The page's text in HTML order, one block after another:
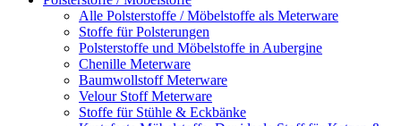
Alle Polsterstoffe / Möbelstoffe als Meterware
Stoffe für Polsterungen
Polsterstoffe und Möbelstoffe in Aubergine
Chenille Meterware
Baumwollstoff Meterware
Velour Stoff Meterware
Stoffe für Stühle & Eckbänke